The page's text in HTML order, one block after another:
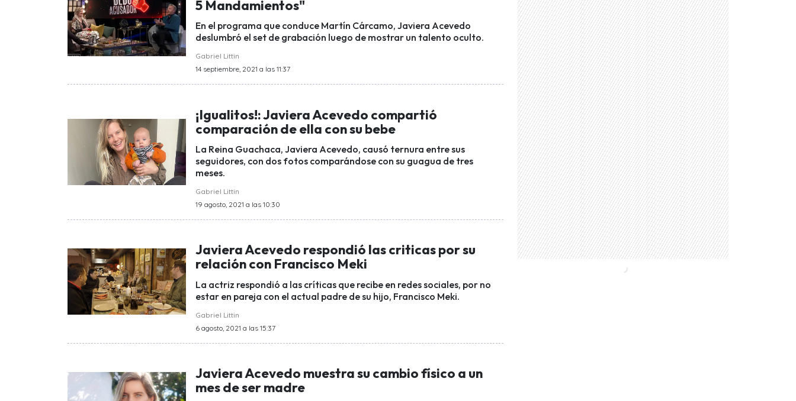
5 Mandamientos"
En el programa que conduce Martín Cárcamo, Javiera Acevedo
deslumbró el set de grabación luego de mostrar un talento oculto.
Gabriel Littin
14 septiembre, 2021 a las 11:37
¡Igualitos!: Javiera Acevedo compartió
comparación de ella con su bebe
La Reina Guachaca, Javiera Acevedo, causó ternura entre sus
seguidores, con dos fotos comparándose con su guagua de tres
meses.
Gabriel Littin
19 agosto, 2021 a las 10:30
Javiera Acevedo respondió las criticas por su
relación con Francisco Meki
La actriz respondió a las críticas que recibe en redes sociales, por no
estar en pareja con el actual padre de su hijo, Francisco Meki.
Gabriel Littin
6 agosto, 2021 a las 15:37
Javiera Acevedo muestra su cambio físico a un
mes de ser madre